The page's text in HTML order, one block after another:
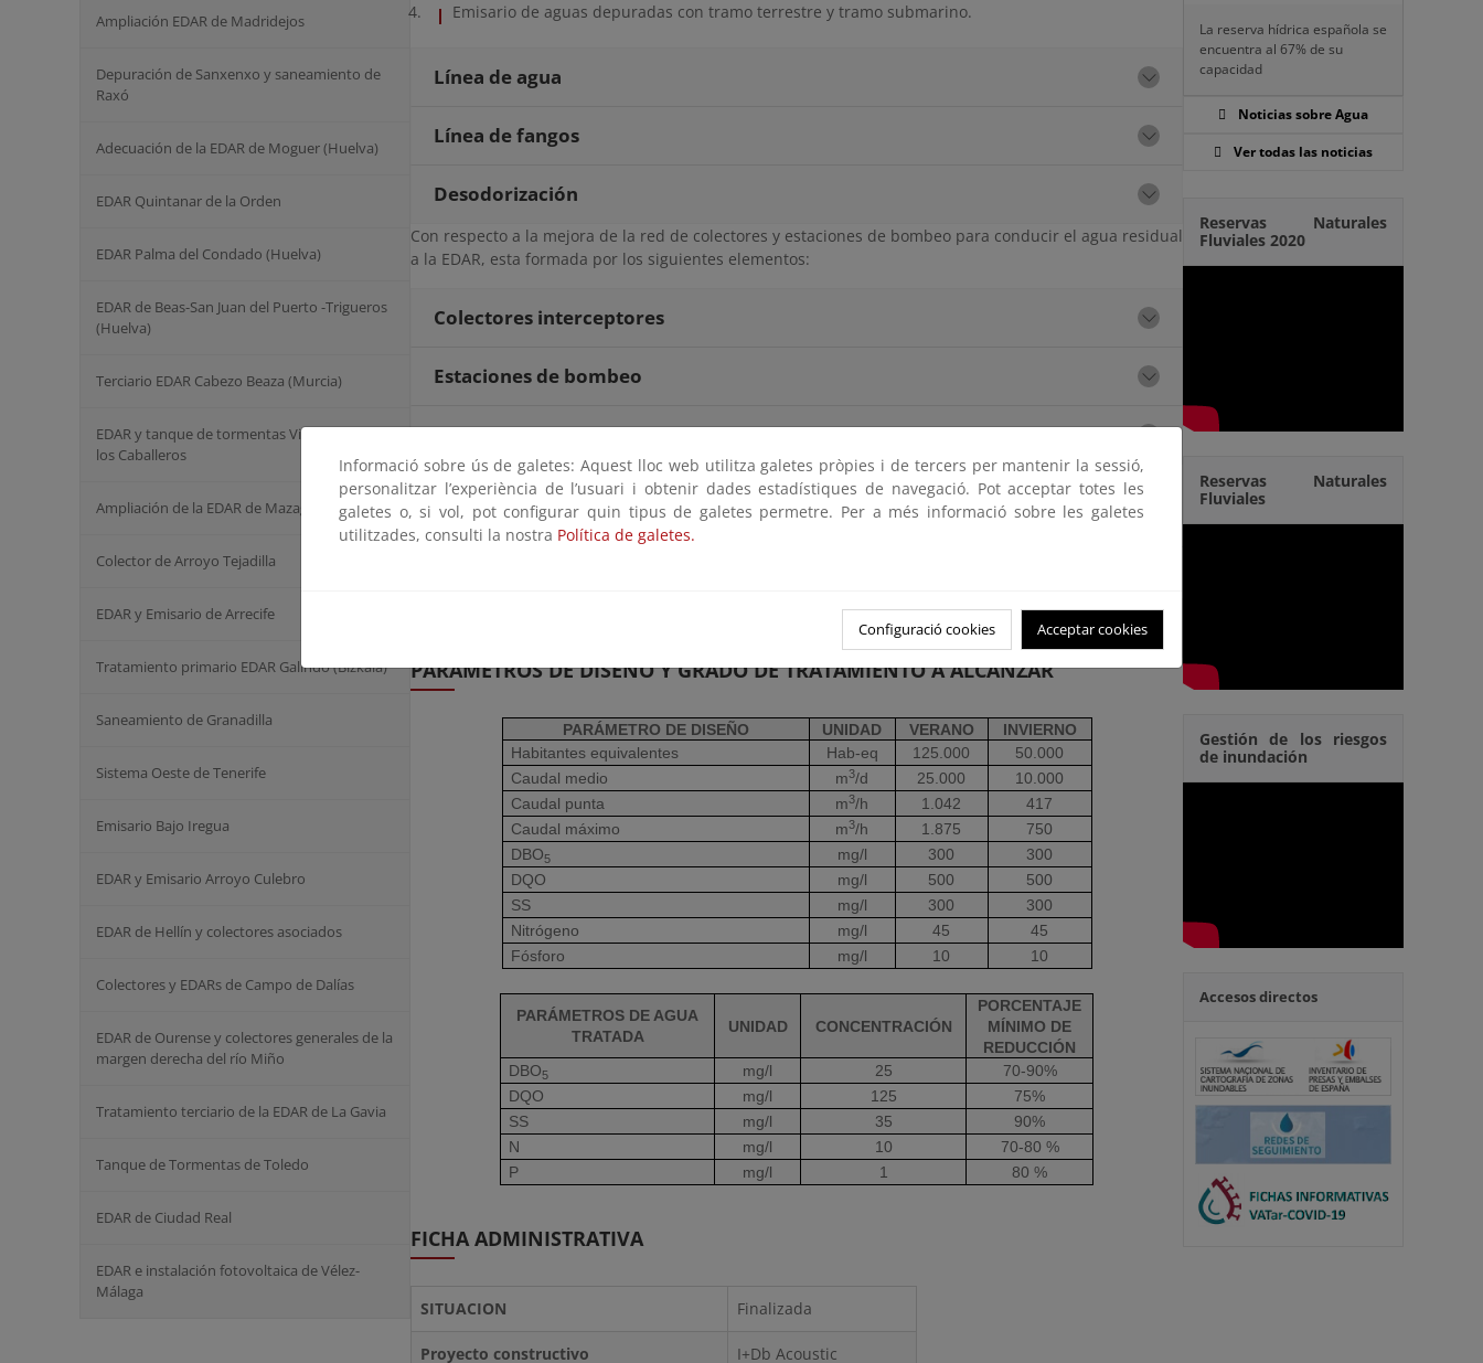
Ampliación EDAR de Madridejos
Depuración de Sanxenxo y saneamiento de
Raxó
Adecuación de la EDAR de Moguer (Huelva)
EDAR Quintanar de la Orden
EDAR Palma del Condado (Huelva)
EDAR de Beas-San Juan del Puerto -Trigueros
(Huelva)
Terciario EDAR Cabezo Beaza (Murcia)
EDAR y tanque de tormentas Villafranca de
los Caballeros
Ampliación de la EDAR de Mazagón
Colector de Arroyo Tejadilla
EDAR y Emisario de Arrecife
Tratamiento primario EDAR Galindo (Bizkaia)
Saneamiento de Granadilla
Sistema Oeste de Tenerife
Emisario Bajo Iregua
EDAR y Emisario Arroyo Culebro
EDAR de Hellín y colectores asociados
Colectores y EDARs de Campo de Dalías
EDAR de Ourense y colectores generales de la
margen derecha del río Miño
Tratamiento terciario de la EDAR de La Gavia
Tanque de Tormentas de Toledo
EDAR de Ciudad Real
EDAR e instalación fotovoltaica de Vélez-
Málaga
Emisario de aguas depuradas con tramo terrestre y tramo submarino.
Línea de agua
Línea de fangos
Desodorización
Con respecto a la mejora de la red de colectores y estaciones de bombeo para conducir el agua residual
a la EDAR, esta formada por los siguientes elementos:
Colectores interceptores
Estaciones de bombeo
Emisario submarino
Se incluye como mejora para eficiencia energética el desarrollo de una instalación fotovoltaica sin
vertido a red destinada a producir parte de la energía consumida y reducir significativamente las
emisiones de CO2 asociadas al consumo eléctrico de las instalaciones, conforme a lo dispuesto en el
Marco de Energía y Cambio Climático 2.021-2.030 (“Marco 2.030”) del Consejo Europeo de 23 y 24 de
PARÁMETROS DE DISEÑO Y GRADO DE TRATAMIENTO A ALCANZAR
PARÁMETRO DE DISEÑO UNIDAD VERANO
INVIERNO
Habitantes equivalentes
Hab-eq 125.000
50.000
Caudal medio
m3/d 25.000
10.000
Caudal punta
m3/h 1.042
417
Caudal máximo
m3/h 1.875
750
DBO5 mg/l 300
300
DQO
mg/l 500
500
SS
mg/l 300
300
Nitrógeno
mg/l 45
45
Fósforo
mg/l 10 10
PARÁMETROS DE AGUA
TRATADA
UNIDAD CONCENTRACIÓN
PORCENTAJE
MÍNIMO DE
REDUCCIÓN
DBO5 mg/l 25
70-90%
DQO
mg/l 125
75%
SS
mg/l 35
90%
N
mg/l 10
70-80 %
P
mg/l 1 80 %
FICHA ADMINISTRATIVA
SITUACION Finalizada
Proyecto constructivo I+Db Acoustic
La reserva hídrica española se
encuentra al 67% de su
capacidad
Noticias sobre Agua
Ver todas las noticias
Reservas Naturales
Fluviales 2020
Reservas Naturales
Fluviales
Gestión de los riesgos
de inundación
Accesos directos
Informació sobre ús de galetes: Aquest lloc web utilitza galetes pròpies i de tercers per mantenir la sessió,
personalitzar l’experiència de l’usuari i obtenir dades estadístiques de navegació. Pot acceptar totes les
galetes o, si vol, pot configurar quin tipus de galetes permetre. Per a més informació sobre les galetes
utilitzades, consulti la nostra Política de galetes.
Configuració cookies Acceptar cookies